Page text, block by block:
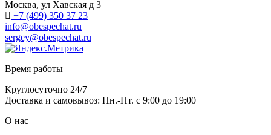
Москва, ул Хавская д 3
+7 (499) 350 37 23
info@obespechat.ru
sergey@obespechat.ru
Время работы
Круглосуточно 24/7
Доставка и самовывоз: Пн.-Пт. с 9:00 до 19:00
О нас